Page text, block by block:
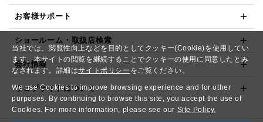
当社では、閲覧性向上などを目的としてクッキー(Cookie)を使用してい
ます。本サイトの閲覧を継続することでクッキーの使用に同意したとみ
なされます。詳細はサイトポリシー をご覧ください。
We use Cookies to improve browsing experience and for other
purposes. By continuing to browse this site, you accept the use of
Cookies. For more information, please see our Site Policy.
お客様サポート
ショールーム・取扱店検索
会社情報
ウェブサイトについて